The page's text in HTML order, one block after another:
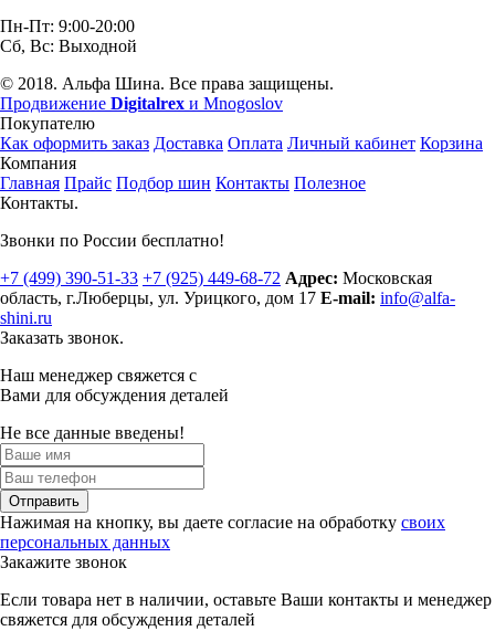
Пн-Пт: 9:00-20:00
Сб, Вс: Выходной
© 2018. Альфа Шина. Все права защищены.
Продвижение Digitalrex и Mnogoslov
Покупателю
Как оформить заказ Доставка Оплата Личный кабинет Корзина
Компания
Главная Прайс Подбор шин Контакты Полезное
Контакты.
Звонки по России бесплатно!
+7 (499) 390-51-33 +7 (925) 449-68-72 Адрес: Московская
область, г.Люберцы, ул. Урицкого, дом 17 E-mail: info@alfa-
shini.ru
Заказать звонок.
Наш менеджер свяжется с
Вами для обсуждения деталей
Не все данные введены!
Отправить
Нажимая на кнопку, вы даете согласие на обработку своих
персональных данных
Закажите звонок
Если товара нет в наличии, оставьте Ваши контакты и менеджер
свяжется для обсуждения деталей